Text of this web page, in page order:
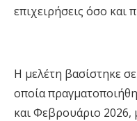
επιχειρήσεις όσο και
Η μελέτη βασίστηκε
οποία
και Φεβρουάριο 2026,